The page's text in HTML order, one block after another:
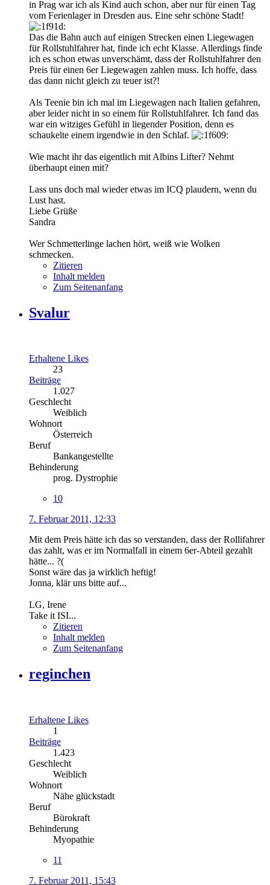
in Prag war ich als Kind auch schon, aber nur für einen Tag
vom Ferienlager in Dresden aus. Eine sehr schöne Stadt!
Das die Bahn auch auf einigen Strecken einen Liegewagen
für Rollstuhlfahrer hat, finde ich echt Klasse. Allerdings finde
ich es schon etwas unverschämt, dass der Rollstuhlfahrer den
Preis für einen 6er Liegewagen zahlen muss. Ich hoffe, dass
das dann nicht gleich zu teuer ist?!
Als Teenie bin ich mal im Liegewagen nach Italien gefahren,
aber leider nicht in so einem für Rollstuhlfahrer. Ich fand das
war ein witziges Gefühl in liegender Position, denn es
schaukelte einem irgendwie in den Schlaf.
Wie macht ihr das eigentlich mit Albins Lifter? Nehmt
überhaupt einen mit?
Lass uns doch mal wieder etwas im ICQ plaudern, wenn du
Lust hast.
Liebe Grüße
Sandra
Wer Schmetterlinge lachen hört, weiß wie Wolken
schmecken.
Zitieren
Inhalt melden
Zum Seitenanfang
Svalur
Erhaltene Likes
23
Beiträge
1.027
Geschlecht
Weiblich
Wohnort
Österreich
Beruf
Bankangestellte
Behinderung
prog. Dystrophie
10
7. Februar 2011, 12:33
Mit dem Preis hätte ich das so verstanden, dass der Rollifahrer
das zahlt, was er im Normalfall in einem 6er-Abteil gezahlt
hätte... ?(
Sonst wäre das ja wirklich heftig!
Jonna, klär uns bitte auf...
LG, Irene
Take it ISI...
Zitieren
Inhalt melden
Zum Seitenanfang
reginchen
Erhaltene Likes
1
Beiträge
1.423
Geschlecht
Weiblich
Wohnort
Nähe glückstadt
Beruf
Bürokraft
Behinderung
Myopathie
11
7. Februar 2011, 15:43